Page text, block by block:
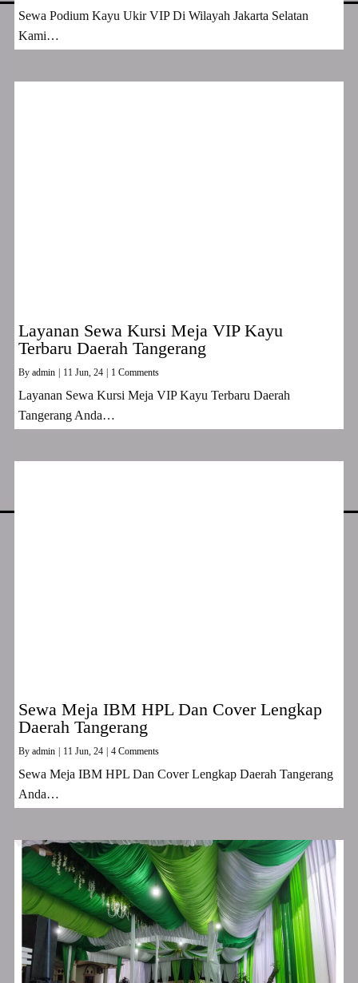
Sewa Podium Kayu Ukir VIP Di Wilayah Jakarta Selatan
Kami…
Layanan Sewa Kursi Meja VIP Kayu
Terbaru Daerah Tangerang
By admin | 11 Jun, 24 | 1 Comments
Layanan Sewa Kursi Meja VIP Kayu Terbaru Daerah
Tangerang Anda…
Sewa Meja IBM HPL Dan Cover Lengkap
Daerah Tangerang
By admin | 11 Jun, 24 | 4 Comments
Sewa Meja IBM HPL Dan Cover Lengkap Daerah Tangerang
Anda…